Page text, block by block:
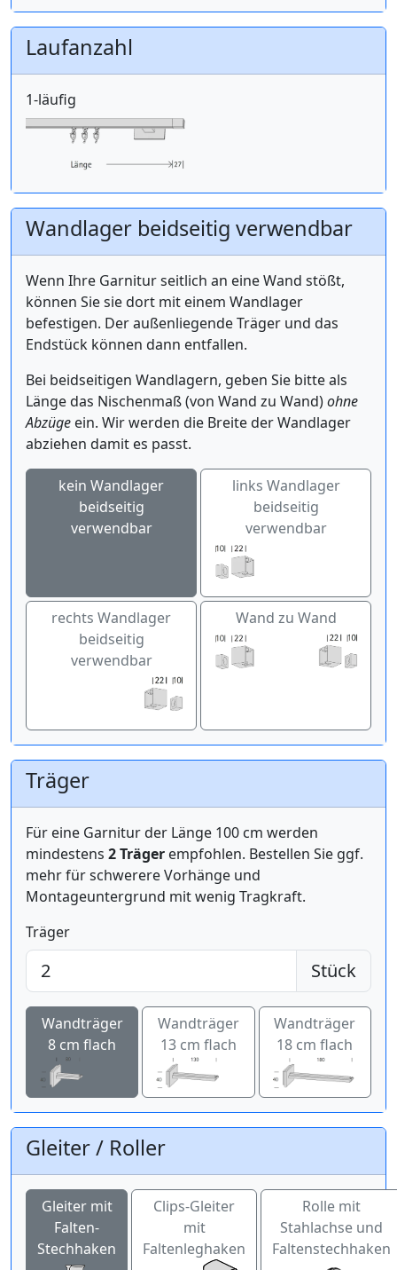
Laufanzahl
1-läufig
Wandlager beidseitig verwendbar
Wenn Ihre Garnitur seitlich an eine Wand stößt,
können Sie sie dort mit einem Wandlager
befestigen. Der außenliegende Träger und das
Endstück können dann entfallen.
Bei beidseitigen Wandlagern, geben Sie bitte als
Länge das Nischenmaß (von Wand zu Wand)ohne
Abzüge ein. Wir werden die Breite der Wandlager
abziehen damit es passt.
kein Wandlager
beidseitig
verwendbar
links Wandlager
beidseitig
verwendbar
rechts Wandlager
beidseitig
verwendbar
Wand zu Wand
Träger
Für eine Garnitur der Länge 100 cm werden
mindestens 2 Träger empfohlen. Bestellen Sie ggf.
mehr für schwerere Vorhänge und
Montageuntergrund mit wenig Tragkraft.
Träger
Stück
Wandträger
8 cm flach
Wandträger
13 cm flach
Wandträger
18 cm flach
Gleiter / Roller
Gleiter mit
Falten-
Stechhaken
Clips-Gleiter
mit
Faltenleghaken
Rolle mit
Stahlachse und
Faltenstechhaken